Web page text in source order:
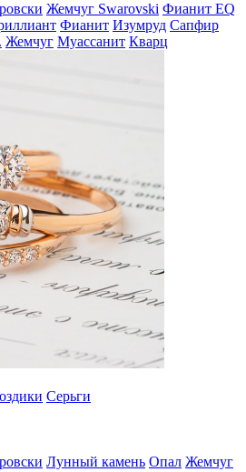
Жемчуг Swarovski Фианит EQ
Фианит Изумруд Сапфир
Жемчуг Муассанит Кварц
Серьги
Лунный камень Опал Жемчуг